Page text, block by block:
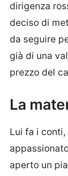
dirigenza
deciso di
da seguire
già di una
prezzo del
La
Lui fa i
aperto un